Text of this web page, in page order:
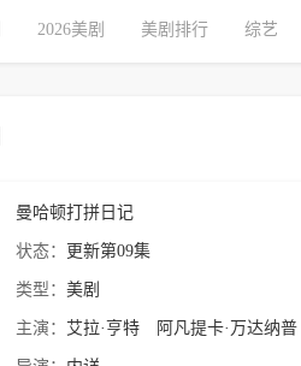
2026美剧 美剧排行 综艺
曼哈顿打拼日记
状态： 更新第09集
类型：美剧
主演： 艾拉·亨特 阿凡提卡·万达纳普